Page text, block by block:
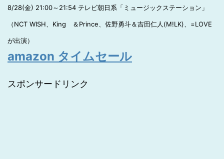
8/28(金) 21:00～21:54 テレビ朝日系「ミュージックステーション」
（NCT WISH、King ＆Prince、佐野勇斗＆吉田仁人(M!LK)、=LOVE
が出演）
amazon タイムセール
スポンサードリンク